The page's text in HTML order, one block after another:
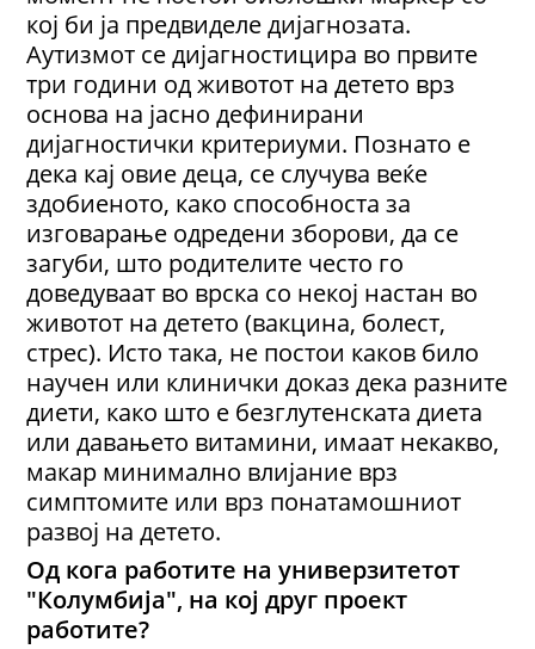
кој би ја предвиделе дијагнозата.
Аутизмот се дијагностицира во првите
три години од животот на детето врз
основа на јасно дефинирани
дијагностички критериуми. Познато е
дека кај овие деца, се случува веќе
здобиеното, како способноста за
изговарање одредени зборови, да се
загуби, што родителите често го
доведуваат во врска со некој настан во
животот на детето (вакцина, болест,
стрес). Исто така, не постои каков било
научен или клинички доказ дека разните
диети, како што е безглутенската диета
или давањето витамини, имаат некакво,
макар минимално влијание врз
симптомите или врз понатамошниот
развој на детето.
Од кога работите на универзитетот
"Колумбија", на кој друг проект
работите?